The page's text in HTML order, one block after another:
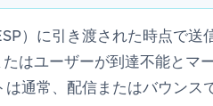
）に引き渡された時点で送
はユーザーが到達不能とマ
通常、配信またはバウンス